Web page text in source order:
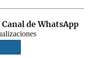
de WhatsApp